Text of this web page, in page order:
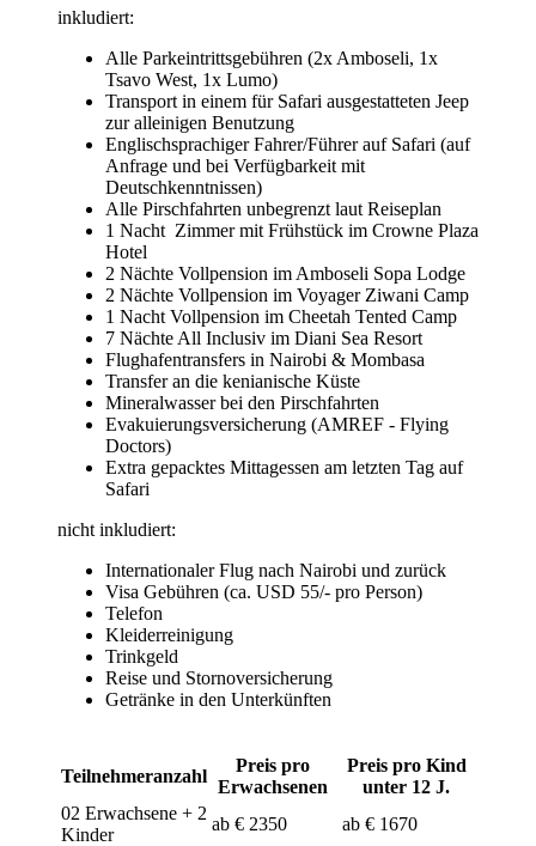
inkludiert:
Alle Parkeintrittsgebühren (2x Amboseli, 1x
Tsavo West, 1x Lumo)
Transport in einem für Safari ausgestatteten Jeep
zur alleinigen Benutzung
Englischsprachiger Fahrer/Führer auf Safari (auf
Anfrage und bei Verfügbarkeit mit
Deutschkenntnissen)
Alle Pirschfahrten unbegrenzt laut Reiseplan
1 Nacht Zimmer mit Frühstück im Crowne Plaza
Hotel
2 Nächte Vollpension im Amboseli Sopa Lodge
2 Nächte Vollpension im Voyager Ziwani Camp
1 Nacht Vollpension im Cheetah Tented Camp
7 Nächte All Inclusiv im Diani Sea Resort
Flughafentransfers in Nairobi & Mombasa
Transfer an die kenianische Küste
Mineralwasser bei den Pirschfahrten
Evakuierungsversicherung (AMREF - Flying
Doctors)
Extra gepacktes Mittagessen am letzten Tag auf
Safari
nicht inkludiert:
Internationaler Flug nach Nairobi und zurück
Visa Gebühren (ca. USD 55/- pro Person)
Telefon
Kleiderreinigung
Trinkgeld
Reise und Stornoversicherung
Getränke in den Unterkünften
Teilnehmeranzahl
Preis pro
Erwachsenen
Preis pro Kind
unter 12 J.
02 Erwachsene + 2
Kinder
ab € 2350
ab € 1670